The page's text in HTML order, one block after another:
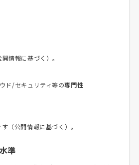
情報に基づく）。
ド/セキュリティ等の専門性
（公開情報に基づく）。
準